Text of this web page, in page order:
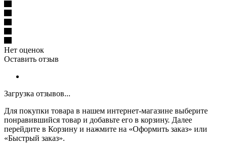
Нет оценок
Оставить отзыв
Загрузка отзывов...
Для покупки товара в нашем интернет-магазине выберите
понравившийся товар и добавьте его в корзину. Далее
перейдите в Корзину и нажмите на «Оформить заказ» или
«Быстрый заказ».